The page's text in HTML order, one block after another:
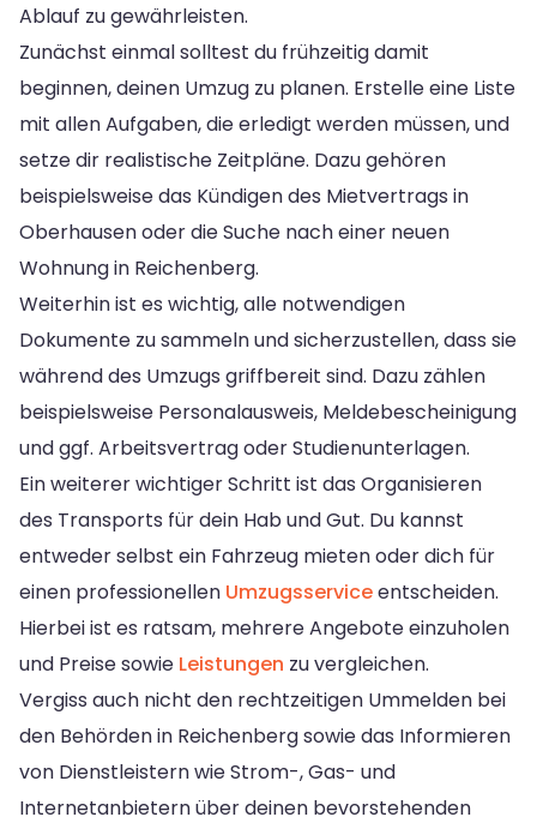
Ablauf zu gewährleisten.
Zunächst einmal solltest du frühzeitig damit
beginnen, deinen Umzug zu planen. Erstelle eine Liste
mit allen Aufgaben, die erledigt werden müssen, und
setze dir realistische Zeitpläne. Dazu gehören
beispielsweise das Kündigen des Mietvertrags in
Oberhausen oder die Suche nach einer neuen
Wohnung in Reichenberg.
Weiterhin ist es wichtig, alle notwendigen
Dokumente zu sammeln und sicherzustellen, dass sie
während des Umzugs griffbereit sind. Dazu zählen
beispielsweise Personalausweis, Meldebescheinigung
und ggf. Arbeitsvertrag oder Studienunterlagen.
Ein weiterer wichtiger Schritt ist das Organisieren
des Transports für dein Hab und Gut. Du kannst
entweder selbst ein Fahrzeug mieten oder dich für
einen professionellen Umzugsserviceentscheiden.
Hierbei ist es ratsam, mehrere Angebote einzuholen
und Preise sowie Leistungen zu vergleichen.
Vergiss auch nicht den rechtzeitigen Ummelden bei
den Behörden in Reichenberg sowie das Informieren
von Dienstleistern wie Strom-, Gas- und
Internetanbietern über deinen bevorstehenden